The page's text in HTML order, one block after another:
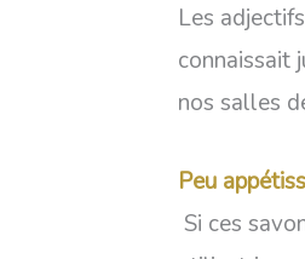
Les
connaissait
nos salles
Peu
Si ces